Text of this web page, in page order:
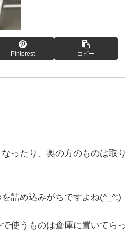
Pinterest コピー
ったり、奥の方のものは取
詰め込みがちですよね(^_^;)
使うものは倉庫に置いてら